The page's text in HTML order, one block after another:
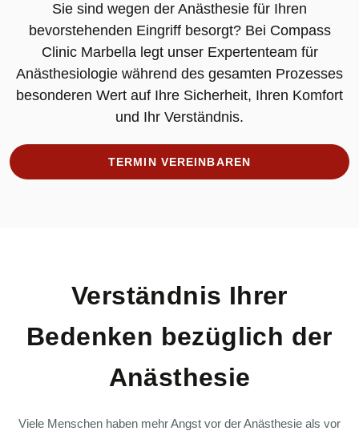
Sie sind wegen der Anästhesie für Ihren
bevorstehenden Eingriff besorgt? Bei Compass
Clinic Marbella legt unser Expertenteam für
Anästhesiologie während des gesamten Prozesses
besonderen Wert auf Ihre Sicherheit, Ihren Komfort
und Ihr Verständnis.
TERMIN VEREINBAREN
Verständnis Ihrer
Bedenken bezüglich der
Anästhesie
Viele Menschen haben mehr Angst vor der Anästhesie als vor